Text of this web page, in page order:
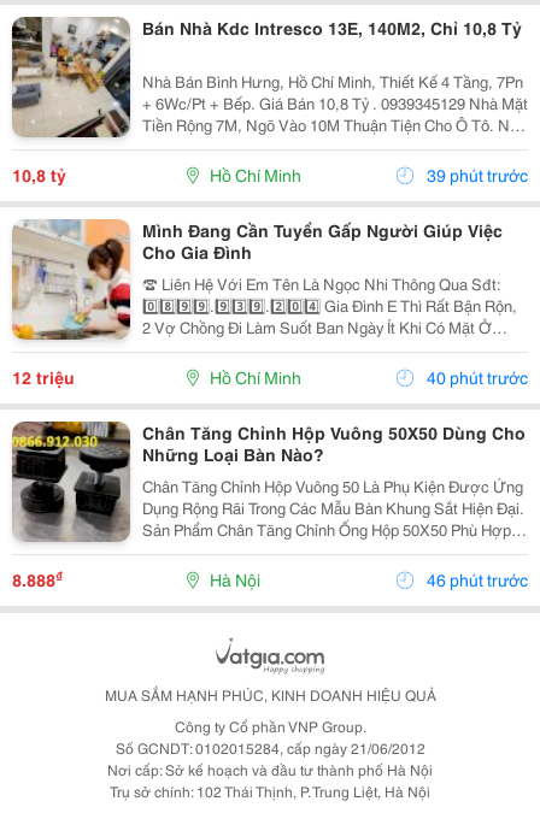
Bán Nhà Kdc Intresco 13E, 140M2, Chỉ 10,8 Tỷ
Nhà Bán Bình Hưng, Hồ Chí Minh, Thiết Kế 4 Tầng, 7Pn
+ 6Wc/Pt + Bếp. Giá Bán 10,8 Tỷ . 0939345129 Nhà Mặt
Tiền Rộng 7M, Ngõ Vào 10M Thuận Tiện Cho Ô Tô. Nội
Thất Bao Gồm Điều Hòa, Tủ Lạnh, Giường, Mang Đến
Không Gian Sống Thoải Mái Và Tiện Nghi....
10,8 tỷ Hồ Chí Minh 39 phút trước
Mình Đang Cần Tuyển Gấp Người Giúp Việc
Cho Gia Đình
☎️ Liên Hệ Với Em Tên Là Ngọc Nhi Thông Qua Sđt:
0️⃣8️⃣9️⃣9️⃣.9️⃣3️⃣9️⃣.2️⃣0️⃣4️⃣ Gia Đình E Thì Rất Bận Rộn,
2 Vợ Chồng Đi Làm Suốt Ban Ngày Ít Khi Có Mặt Ở
Nhà. Nhưng Nhà Lại Có 1 Bà Cụ Đau Yếu Và 1 Bé Nhỏ
Năm Nay Đã Gần 2 Tuổi Vì Vậy Để Có Thể An...
12 triệu Hồ Chí Minh 40 phút trước
Chân Tăng Chỉnh Hộp Vuông 50X50 Dùng Cho
Những Loại Bàn Nào?
Chân Tăng Chỉnh Hộp Vuông 50 Là Phụ Kiện Được Ứng
Dụng Rộng Rãi Trong Các Mẫu Bàn Khung Sắt Hiện Đại.
Sản Phẩm Chân Tăng Chỉnh Ống Hộp 50X50 Phù Hợp
Với Bàn Làm Việc, Bàn Ăn, Bàn Quán Cà Phê, Bàn
Thao Tác Công Nghiệp Và Nhiều Loại Kệ, Tủ. Với Chân
8.888₫ Hà Nội 46 phút trước
MUA SẮM HẠNH PHÚC, KINH DOANH HIỆU QUẢ
Công ty Cổ phần VNP Group.
Số GCNDT: 0102015284, cấp ngày 21/06/2012
Nơi cấp: Sở kế hoạch và đầu tư thành phố Hà Nội
Trụ sở chính: 102 Thái Thịnh, P. Trung Liệt, Hà Nội